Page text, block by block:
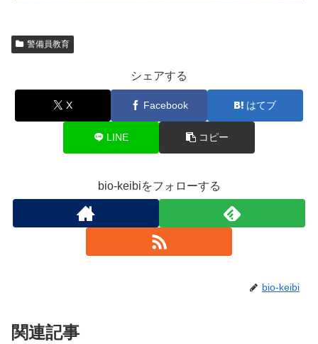
警備員教育
シェアする
X Facebook はてブ
LINE コピー
bio-keibiをフォローする
bio-keibi
関連記事